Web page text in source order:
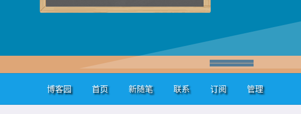
博客园 首页 新随笔 联系 订阅 管理